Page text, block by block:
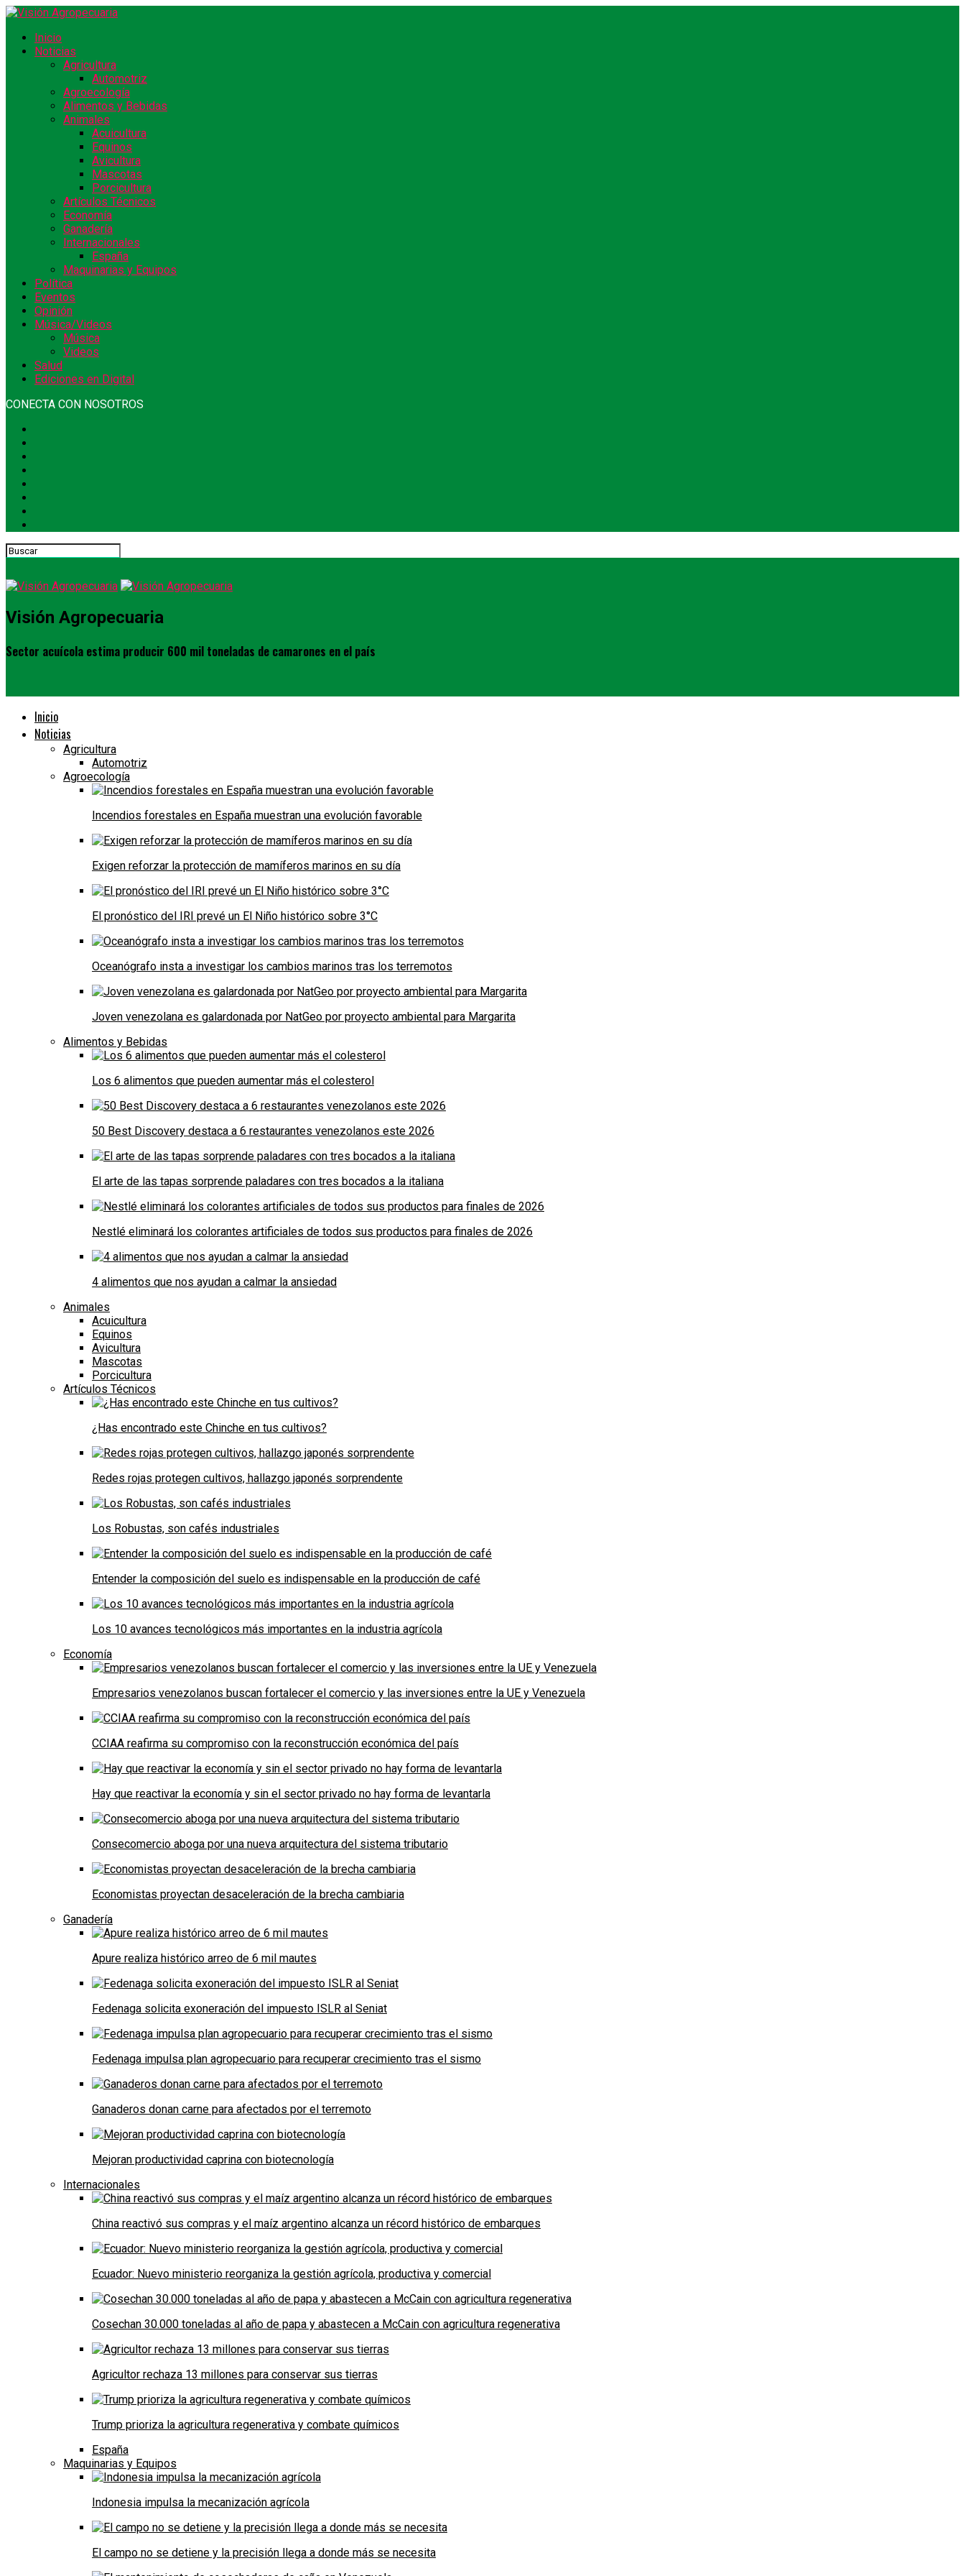
Inicio
Noticias
Agricultura
Automotriz
Agroecología
Alimentos y Bebidas
Animales
Acuicultura
Equinos
Avicultura
Mascotas
Porcicultura
Artículos Técnicos
Economía
Ganadería
Internacionales
España
Maquinarias y Equipos
Política
Eventos
Opinión
Música/Videos
Música
Videos
Salud
Ediciones en Digital
CONECTA CON NOSOTROS
Visión Agropecuaria
Sector acuícola estima producir 600 mil toneladas de camarones en el país
Inicio
Noticias
Agricultura
Automotriz
Agroecología
Incendios forestales en España muestran una evolución favorable
Exigen reforzar la protección de mamíferos marinos en su día
El pronóstico del IRI prevé un El Niño histórico sobre 3°C
Oceanógrafo insta a investigar los cambios marinos tras los terremotos
Joven venezolana es galardonada por NatGeo por proyecto ambiental para Margarita
Alimentos y Bebidas
Los 6 alimentos que pueden aumentar más el colesterol
50 Best Discovery destaca a 6 restaurantes venezolanos este 2026
El arte de las tapas sorprende paladares con tres bocados a la italiana
Nestlé eliminará los colorantes artificiales de todos sus productos para finales de 2026
4 alimentos que nos ayudan a calmar la ansiedad
Animales
Acuicultura
Equinos
Avicultura
Mascotas
Porcicultura
Artículos Técnicos
¿Has encontrado este Chinche en tus cultivos?
Redes rojas protegen cultivos, hallazgo japonés sorprendente
Los Robustas, son cafés industriales
Entender la composición del suelo es indispensable en la producción de café
Los 10 avances tecnológicos más importantes en la industria agrícola
Economía
Empresarios venezolanos buscan fortalecer el comercio y las inversiones entre la UE y Venezuela
CCIAA reafirma su compromiso con la reconstrucción económica del país
Hay que reactivar la economía y sin el sector privado no hay forma de levantarla
Consecomercio aboga por una nueva arquitectura del sistema tributario
Economistas proyectan desaceleración de la brecha cambiaria
Ganadería
Apure realiza histórico arreo de 6 mil mautes
Fedenaga solicita exoneración del impuesto ISLR al Seniat
Fedenaga impulsa plan agropecuario para recuperar crecimiento tras el sismo
Ganaderos donan carne para afectados por el terremoto
Mejoran productividad caprina con biotecnología
Internacionales
China reactivó sus compras y el maíz argentino alcanza un récord histórico de embarques
Ecuador: Nuevo ministerio reorganiza la gestión agrícola, productiva y comercial
Cosechan 30.000 toneladas al año de papa y abastecen a McCain con agricultura regenerativa
Agricultor rechaza 13 millones para conservar sus tierras
Trump prioriza la agricultura regenerativa y combate químicos
España
Maquinarias y Equipos
Indonesia impulsa la mecanización agrícola
El campo no se detiene y la precisión llega a donde más se necesita